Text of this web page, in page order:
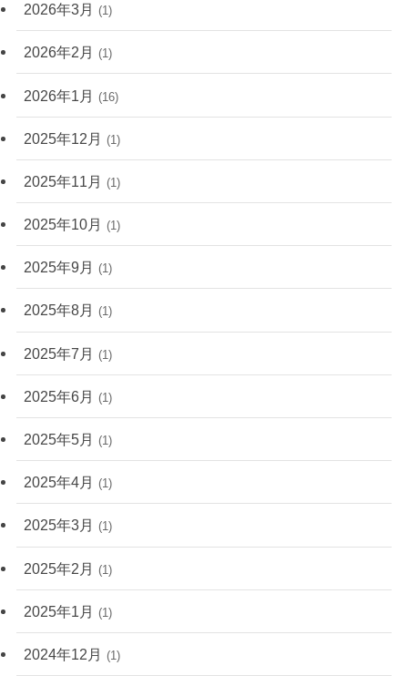
2026年3月 (1)
2026年2月 (1)
2026年1月 (16)
2025年12月 (1)
2025年11月 (1)
2025年10月 (1)
2025年9月 (1)
2025年8月 (1)
2025年7月 (1)
2025年6月 (1)
2025年5月 (1)
2025年4月 (1)
2025年3月 (1)
2025年2月 (1)
2025年1月 (1)
2024年12月 (1)